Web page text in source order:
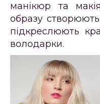
манікюр та
образу
підкреслюють
володарки.